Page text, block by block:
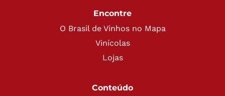
Encontre
O Brasil de Vinhos no Mapa
Vinícolas
Lojas
Conteúdo